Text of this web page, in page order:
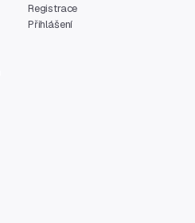
Registrace
Přihlášení